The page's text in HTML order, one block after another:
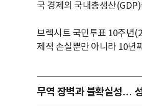
국 경제의 국내총생산
브렉시트 국민투표 10주년
제적 손실뿐만 아니라 10년
무역 장벽과 불확실성…